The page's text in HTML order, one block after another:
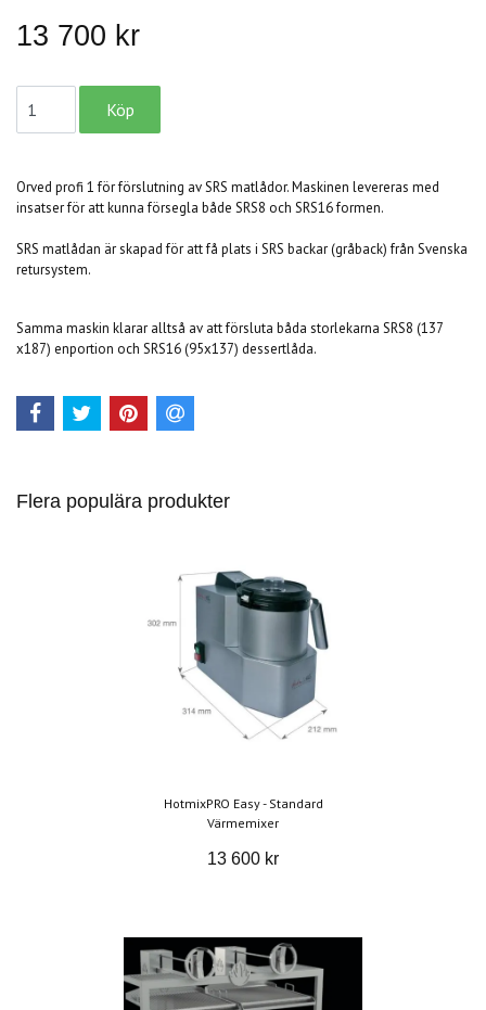
13 700 kr
Orved profi 1 för förslutning av SRS matlådor. Maskinen levereras med
insatser för att kunna försegla både SRS8 och SRS16 formen.
SRS matlådan är skapad för att få plats i SRS backar (gråback) från Svenska
retursystem.
Samma maskin klarar alltså av att försluta båda storlekarna SRS8 (137
x187) enportion och SRS16 (95x137) dessertlåda.
Flera populära produkter
HotmixPRO Easy - Standard
Värmemixer
13 600 kr